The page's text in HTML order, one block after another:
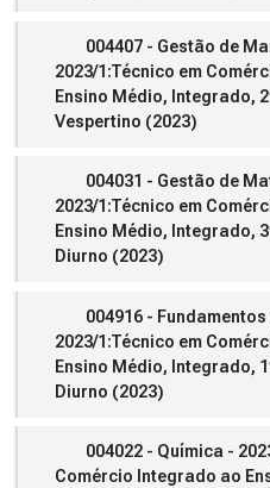
004407 - Gestão de
2023/1:Técnico em
Ensino Médio, Integrado,
Vespertino (2023)
004031 - Gestão de
2023/1:Técnico em
Ensino Médio, Integrado,
Diurno (2023)
004916 -
2023/1:Técnico em
Ensino Médio, Integrado,
Diurno (2023)
004022 - Química -
Comércio Integrado ao